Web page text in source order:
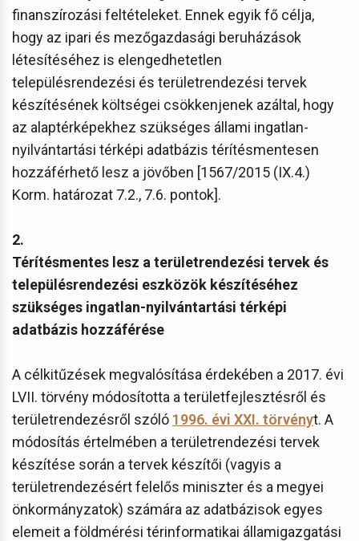
finanszírozási feltételeket. Ennek egyik fő célja,
hogy az ipari és mezőgazdasági beruházások
létesítéséhez is elengedhetetlen
településrendezési és területrendezési tervek
készítésének költségei csökkenjenek azáltal, hogy
az alaptérképekhez szükséges állami ingatlan-
nyilvántartási térképi adatbázis térítésmentesen
hozzáférhető lesz a jövőben [1567/2015 (IX.4.)
Korm. határozat 7.2., 7.6. pontok].
2.
Térítésmentes lesz a területrendezési tervek és
településrendezési eszközök készítéséhez
szükséges ingatlan-nyilvántartási térképi
adatbázis hozzáférése
A célkitűzések megvalósítása érdekében a 2017. évi
LVII. törvény módosította a területfejlesztésről és
területrendezésről szóló 1996. évi XXI. törvényt. A
módosítás értelmében a területrendezési tervek
készítése során a tervek készítői (vagyis a
területrendezésért felelős miniszter és a megyei
önkormányzatok) számára az adatbázisok egyes
elemeit a földmérési térinformatikai államigazgatási